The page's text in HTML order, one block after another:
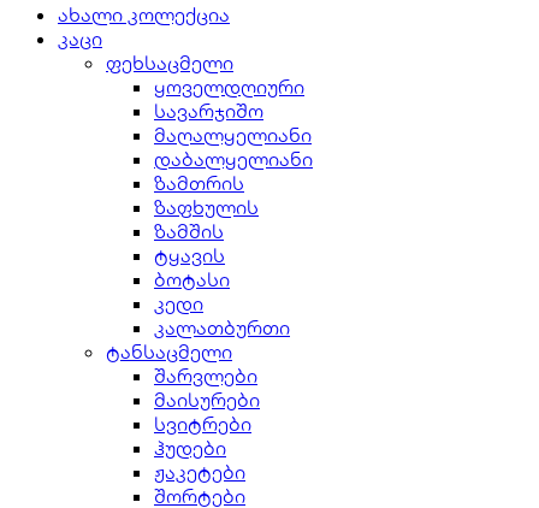
ახალი კოლექცია
კაცი
ფეხსაცმელი
ყოველდღიური
სავარჯიშო
მაღალყელიანი
დაბალყელიანი
ზამთრის
ზაფხულის
ზამშის
ტყავის
ბოტასი
კედი
კალათბურთი
ტანსაცმელი
შარვლები
მაისურები
სვიტრები
ჰუდები
ჟაკეტები
შორტები